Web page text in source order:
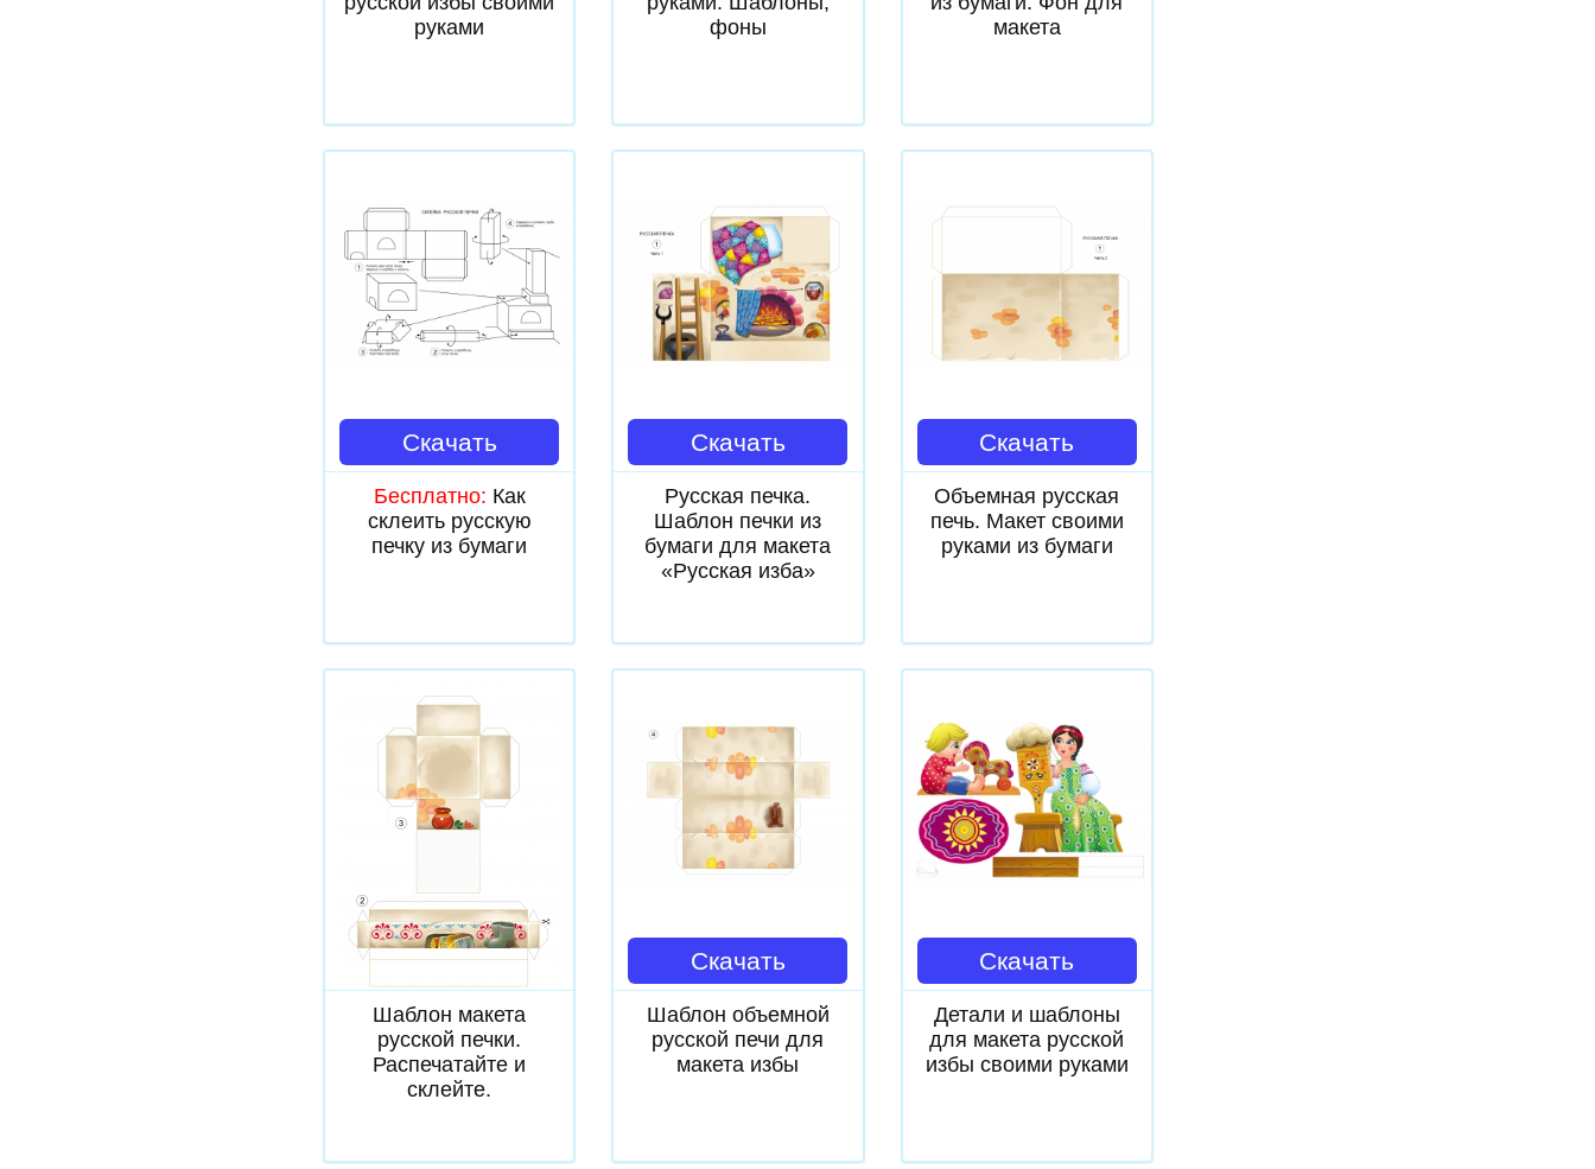
руками
фоны
макета
Скачать
Бесплатно: Как
склеить русскую
печку из бумаги
Скачать
Русская печка.
Шаблон печки из
бумаги для макета
«Русская изба»
Скачать
Объемная русская
печь. Макет своими
руками из бумаги
Скачать
Шаблон макета
русской печки.
Распечатайте и
склейте.
Скачать
Шаблон объемной
русской печи для
макета избы
Скачать
Детали и шаблоны
для макета русской
избы своими руками